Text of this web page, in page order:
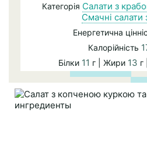
Категорія Салати з
Смачні салати
Енергетична
Калорійність
Білки 11 г | Жири 13 г